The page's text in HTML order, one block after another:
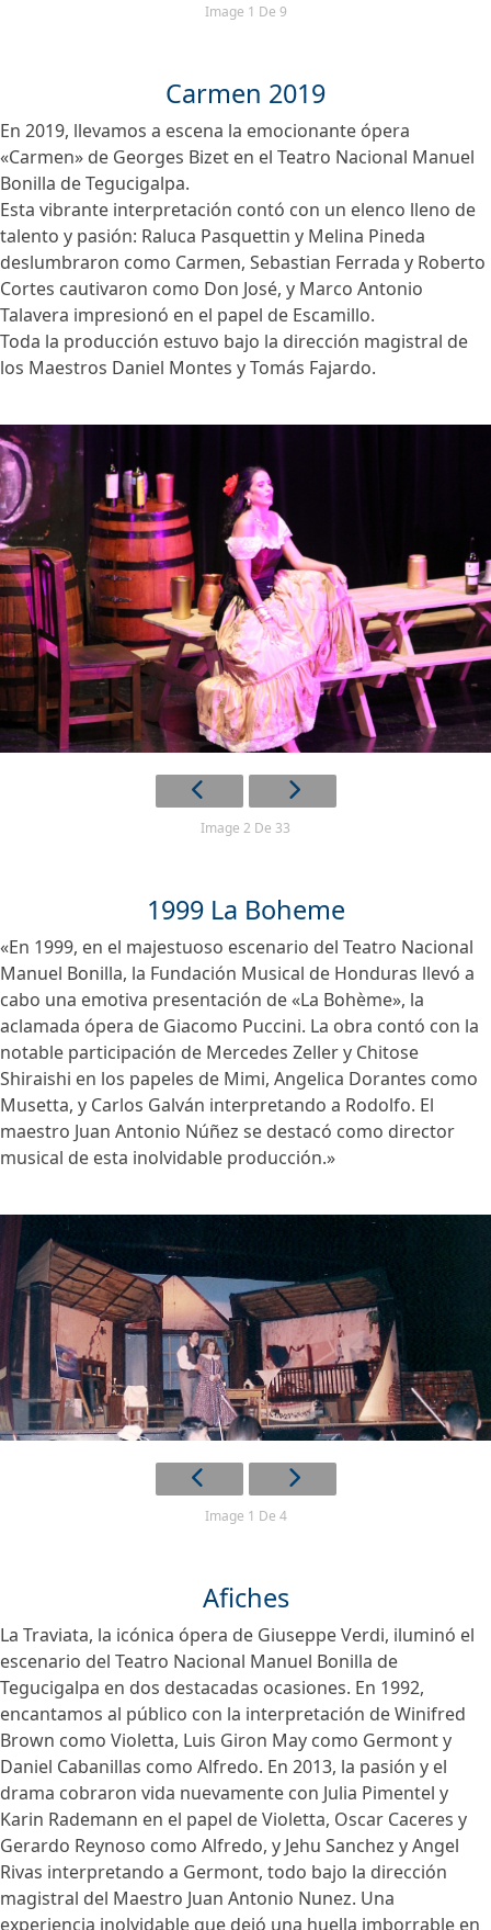
Image 1 De 9
Carmen 2019
En 2019, llevamos a escena la emocionante ópera
«Carmen» de Georges Bizet en el Teatro Nacional Manuel
Bonilla de Tegucigalpa.
Esta vibrante interpretación contó con un elenco lleno de
talento y pasión: Raluca Pasquettin y Melina Pineda
deslumbraron como Carmen, Sebastian Ferrada y Roberto
Cortes cautivaron como Don José, y Marco Antonio
Talavera impresionó en el papel de Escamillo.
Toda la producción estuvo bajo la dirección magistral de
los Maestros Daniel Montes y Tomás Fajardo.
Image 2 De 33
1999 La Boheme
«En 1999, en el majestuoso escenario del Teatro Nacional
Manuel Bonilla, la Fundación Musical de Honduras llevó a
cabo una emotiva presentación de «La Bohème», la
aclamada ópera de Giacomo Puccini. La obra contó con la
notable participación de Mercedes Zeller y Chitose
Shiraishi en los papeles de Mimi, Angelica Dorantes como
Musetta, y Carlos Galván interpretando a Rodolfo. El
maestro Juan Antonio Núñez se destacó como director
musical de esta inolvidable producción.»
Image 1 De 4
Afiches
La Traviata, la icónica ópera de Giuseppe Verdi, iluminó el
escenario del Teatro Nacional Manuel Bonilla de
Tegucigalpa en dos destacadas ocasiones. En 1992,
encantamos al público con la interpretación de Winifred
Brown como Violetta, Luis Giron May como Germont y
Daniel Cabanillas como Alfredo. En 2013, la pasión y el
drama cobraron vida nuevamente con Julia Pimentel y
Karin Rademann en el papel de Violetta, Oscar Caceres y
Gerardo Reynoso como Alfredo, y Jehu Sanchez y Angel
Rivas interpretando a Germont, todo bajo la dirección
magistral del Maestro Juan Antonio Nunez. Una
experiencia inolvidable que dejó una huella imborrable en